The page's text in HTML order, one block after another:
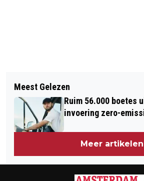
AANPAK WEBWINKELS DIE
OVERTREDEN
VVD WIL REIZEN NAAR IS-
VERBIEDEN
Meest Gelezen
Ruim 56.000 boetes
invoering zero-
Meer artikelen